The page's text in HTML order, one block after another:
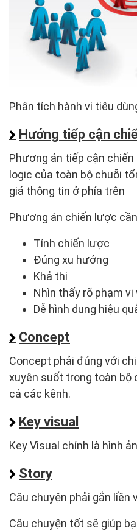
Phân tích hành vi tiêu
Hướng tiếp cận
Phương án tiếp cận
logic của toàn bộ chuỗi
giá thông tin ở phía trên
Phương án chiến lược
Tính chiến lược
Đúng xu hướng
Khả thi
Nhìn thấy rõ phạm
Dễ hình dung hiệu
Concept
Concept phải đúng với
xuyên suốt trong toàn
cả các kênh.
Key visual
Key Visual chính là hình
Story
Câu chuyện phải gắn liền
Câu chuyện tốt sẽ giúp